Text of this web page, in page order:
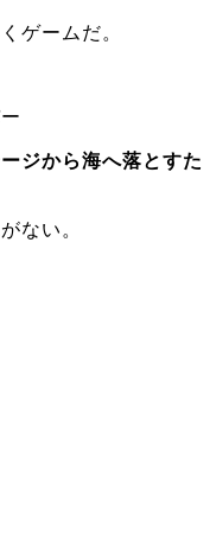
ゲームだ。
ジから海へ落とすた
ない。